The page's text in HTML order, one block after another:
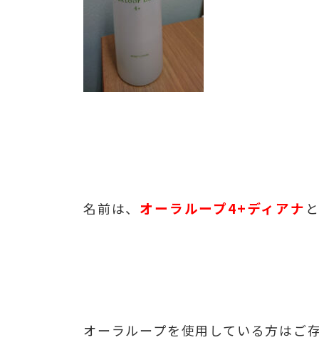
名前は、 オーラループ4+ディアナ
オーラループを使用している方はご